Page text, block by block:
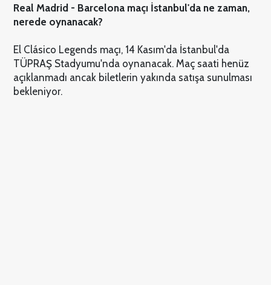
Real Madrid - Barcelona maçı İstanbul'da ne zaman,
nerede oynanacak?
El Clásico Legends maçı, 14 Kasım'da İstanbul'da
TÜPRAŞ Stadyumu'nda oynanacak. Maç saati henüz
açıklanmadı ancak biletlerin yakında satışa sunulması
bekleniyor.